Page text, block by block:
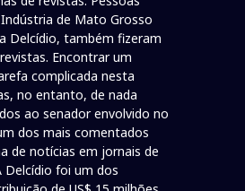
de Mato Grosso
Delcídio, também fizeram
Encontrar um
complicada nesta
no entanto, de nada
ao senador envolvido no
dos mais comentados
de notícias em jornais de
Delcídio foi um dos